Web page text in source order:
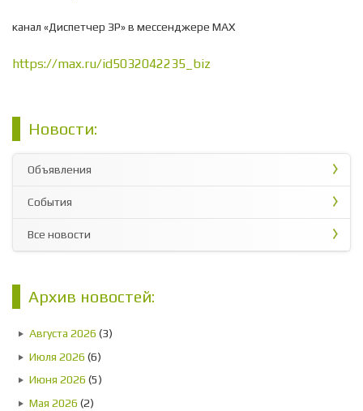
канал «Диспетчер ЗР» в мессенджере МАХ
https://max.ru/id5032042235_biz
Новости:
Объявления
События
Все новости
Архив новостей:
Августа 2026 (3)
Июля 2026 (6)
Июня 2026 (5)
Мая 2026 (2)